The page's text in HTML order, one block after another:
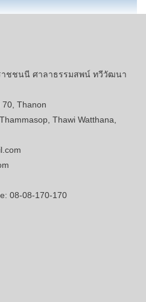
ชชนนี ศาลาธรรมสพน์ ทวีวัฒนา
Thanon
Thawi Watthana,
08-08-170-170